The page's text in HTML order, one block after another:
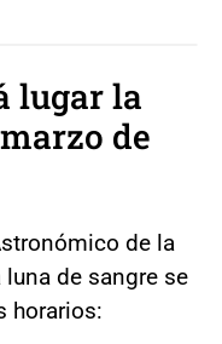
lugar la
de
de la
de sangre se
horarios: